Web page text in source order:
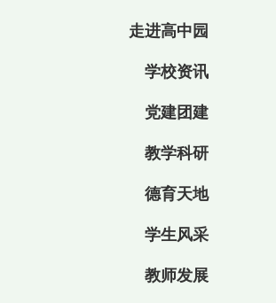
走进高中园
学校资讯
党建团建
教学科研
德育天地
学生风采
教师发展